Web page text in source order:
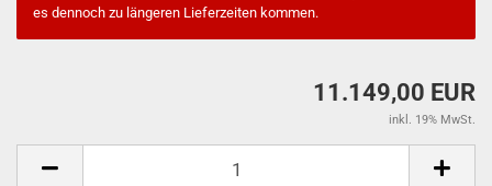
es dennoch zu längeren Lieferzeiten kommen.
11.149,00 EUR
inkl. 19% MwSt.